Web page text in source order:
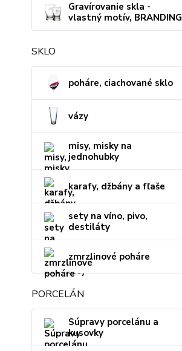
Gravírovanie skla -
vlastný motív, BRANDING
SKLO
poháre, ciachované sklo
vázy
misy, misky na
jednohubky
karafy, džbány a fľaše
sety na víno, pivo,
destiláty
zmrzlinové poháre
PORCELÁN
Súpravy porcelánu a
kusovky